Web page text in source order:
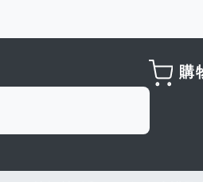
購